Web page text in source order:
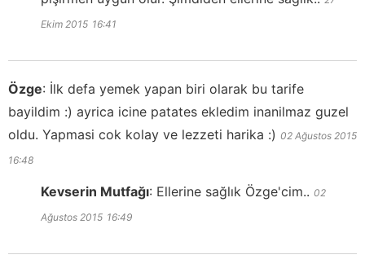
Ekim 2015 16:41
Özge: İlk defa yemek yapan biri olarak bu tarife
bayildim :) ayrica icine patates ekledim inanilmaz guzel
oldu. Yapmasi cok kolay ve lezzeti harika :) 02 Ağustos 2015
16:48
Kevserin Mutfağı: Ellerine sağlık Özge'cim.. 02
Ağustos 2015 16:49